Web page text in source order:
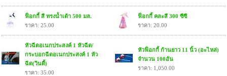
ฟ็อกกี้ สี ทรงน้ำเต้า 500 มล.
ราคา: 25.00
ฟ็อกกี้ คละสี 300 ซีซี
ราคา: 20.00
หัวฉีดอเนกประสงค์ 1 หัวฉีด/
กระบอกฉีดอเนกประสงค์ 1 หัว
ฉีด(วินดี้)
ราคา: 35.00
หัวฟ็อกกี้ ก้านยาว 11 นิ้ว (อะไหล่)
จำนวน 100อัน
ราคา: 1,050.00